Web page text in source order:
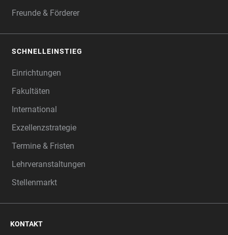
Freunde & Förderer
SCHNELLEINSTIEG
Einrichtungen
Fakultäten
International
Exzellenzstrategie
Termine & Fristen
Lehrveranstaltungen
Stellenmarkt
KONTAKT